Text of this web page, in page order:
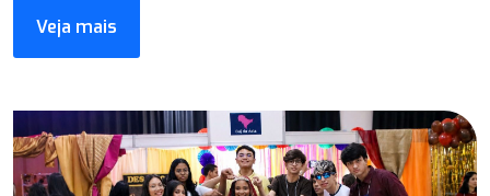
Veja mais